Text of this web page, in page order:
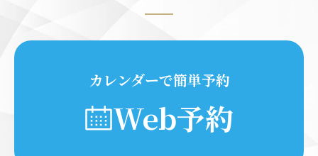
カレンダーで簡単予約
Web予約